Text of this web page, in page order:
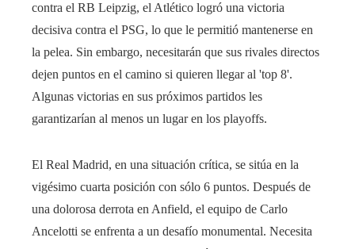
contra el RB Leipzig, el Atlético logró una victoria
decisiva contra el PSG, lo que le permitió mantenerse en
la pelea. Sin embargo, necesitarán que sus rivales directos
dejen puntos en el camino si quieren llegar al 'top 8'.
Algunas victorias en sus próximos partidos les
garantizarían al menos un lugar en los playoffs.
El Real Madrid, en una situación crítica, se sitúa en la
vigésimo cuarta posición con sólo 6 puntos. Después de
una dolorosa derrota en Anfield, el equipo de Carlo
Ancelotti se enfrenta a un desafío monumental. Necesita